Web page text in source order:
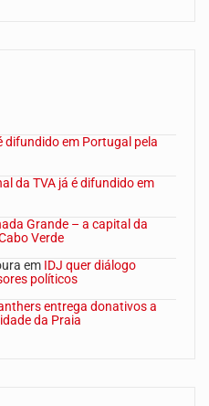
difundido em Portugal pela
da TVA já é difundido em
Grande – a capital da
Verde
em IDJ quer diálogo
políticos
entrega donativos a
da Praia